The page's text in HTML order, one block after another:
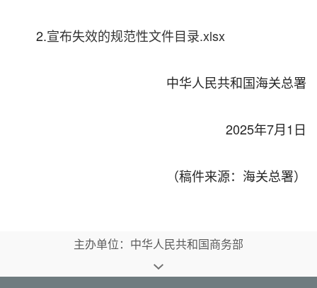
2.宣布失效的规范性文件目录.xlsx
中华人民共和国海关总署
2025年7月1日
（稿件来源：海关总署）
主办单位：中华人民共和国商务部